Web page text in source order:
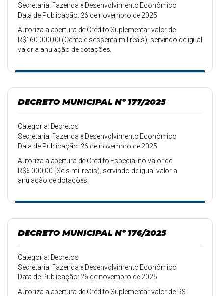
Secretaria: Fazenda e Desenvolvimento Econômico
Data de Publicação: 26 de novembro de 2025
Autoriza a abertura de Crédito Suplementar valor de
R$160.000,00 (Cento e sessenta mil reais), servindo de igual
valor a anulação de dotações.
DECRETO MUNICIPAL Nº 177/2025
Categoria: Decretos
Secretaria: Fazenda e Desenvolvimento Econômico
Data de Publicação: 26 de novembro de 2025
Autoriza a abertura de Crédito Especial no valor de
R$6.000,00 (Seis mil reais), servindo de igual valor a
anulação de dotações.
DECRETO MUNICIPAL Nº 176/2025
Categoria: Decretos
Secretaria: Fazenda e Desenvolvimento Econômico
Data de Publicação: 26 de novembro de 2025
Autoriza a abertura de Crédito Suplementar valor de R$